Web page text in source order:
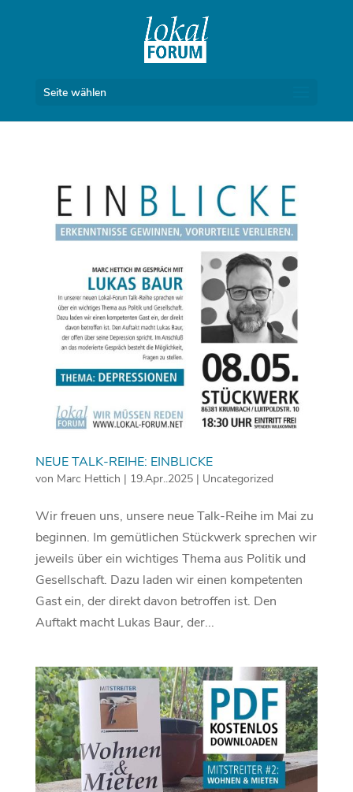
Seite wählen
NEUE TALK-REIHE: EINBLICKE
von Marc Hettich | 19.Apr..2025| Uncategorized
Wir freuen uns, unsere neue Talk-Reihe im Mai zu
beginnen. Im gemütlichen Stückwerk sprechen wir
jeweils über ein wichtiges Thema aus Politik und
Gesellschaft. Dazu laden wir einen kompetenten
Gast ein, der direkt davon betroffen ist. Den
Auftakt macht Lukas Baur, der...